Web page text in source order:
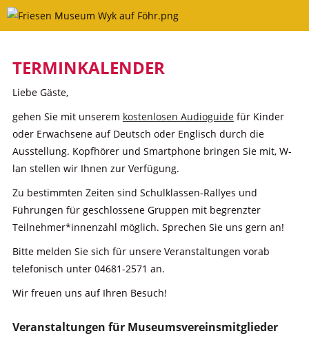
Skip
TERMINKALENDER
Liebe Gäste,
gehen Sie mit unserem kostenlosen Audioguidefür Kinder
oder Erwachsene auf Deutsch oder Englisch durch die
Ausstellung. Kopfhörer und Smartphone bringen Sie mit, W-
lan stellen wir Ihnen zur Verfügung.
Zu bestimmten Zeiten sind Schulklassen-Rallyes und
Führungen für geschlossene Gruppen mit begrenzter
Teilnehmer*innenzahl möglich. Sprechen Sie uns gern an!
Bitte melden Sie sich für unsere Veranstaltungen vorab
telefonisch unter 04681-2571 an.
Wir freuen uns auf Ihren Besuch!
Veranstaltungen für Museumsvereinsmitglieder